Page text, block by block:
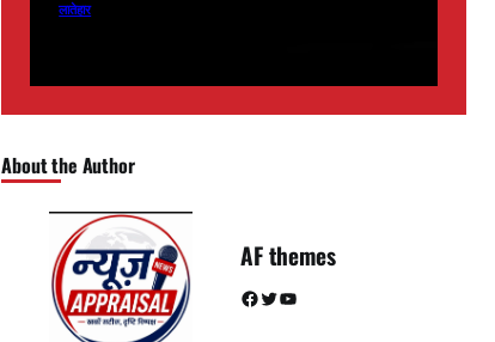
लातेहार
About the Author
AF themes
Facebook Twitter YouTube